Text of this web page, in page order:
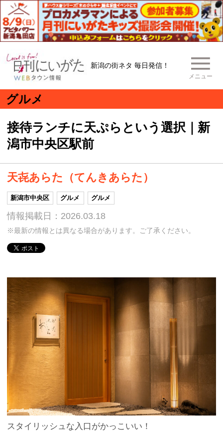
新潟の街ネタ 毎日発信！
メニュー
グルメ
接待ランチに天ぷらという選択｜新
潟市中央区駅前
天㐂あらた（てんきあらた）
新潟市中央区 グルメ グルメ
情報掲載日：2026.03.18
※最新の情報とは異なる場合があります。ご了承ください。
スタイリッシュな入口がかっこいい！